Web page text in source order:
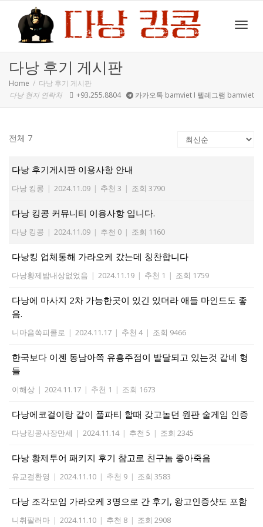
다낭 후기 게시판
Home
다낭 후기 게시판
다낭 현지 연락처
+93.255.8804 카카오톡 bamviet I 텔레그램 bamviet
전체 7
다낭 후기게시판 이용사항 안내
다낭 킹콩 | 2024.11.09 | 추천 3 | 조회 3790
다낭 킹콩 커뮤니티 이용사항 입니다.
다낭 킹콩 | 2024.11.09 | 추천 0 | 조회 1160
다낭킹 업체통해 가라오케 갔는데 칭찬합니다
다낭황제밤내상없었음 | 2024.11.19 | 추천 1 | 조회 1759
다낭에 마사지 2차 가능한곳이 있긴 있더라 애들 마인드도 좋
음.
니마음쏙피콜로 | 2024.11.17 | 추천 4 | 조회 9466
한국보다 이젠 동남아쪽 유흥주점이 발달되고 있는것 같네 형
들
이해상 | 2024.11.17 | 추천 1 | 조회 1673
다낭에코걸이랑 같이 풀파티 할때 갖고놀던 원판 술게임 인증
다낭킹콩사장만세 | 2024.11.14 | 추천 5 | 조회 2345
다낭 황제투어 패키지 후기 참고로 친구놈 좋아죽음
유교걸환영 | 2024.11.10 | 추천 9 | 조회 3583
다낭 조각모임 가라오케 3명으로 간 후기, 왕고인증샷도 포함
니취팔러마 | 2024.11.10 | 추천 8 | 조회 2908